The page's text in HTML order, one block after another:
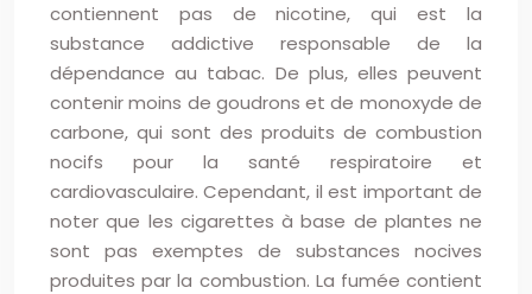
contiennent pas de nicotine, qui est la
substance addictive responsable de la
dépendance au tabac. De plus, elles peuvent
contenir moins de goudrons et de monoxyde de
carbone, qui sont des produits de combustion
nocifs pour la santé respiratoire et
cardiovasculaire. Cependant, il est important de
noter que les cigarettes à base de plantes ne
sont pas exemptes de substances nocives
produites par la combustion. La fumée contient